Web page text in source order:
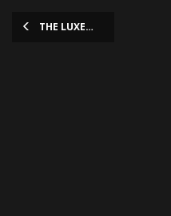
THE LUXEMBOURG STORY